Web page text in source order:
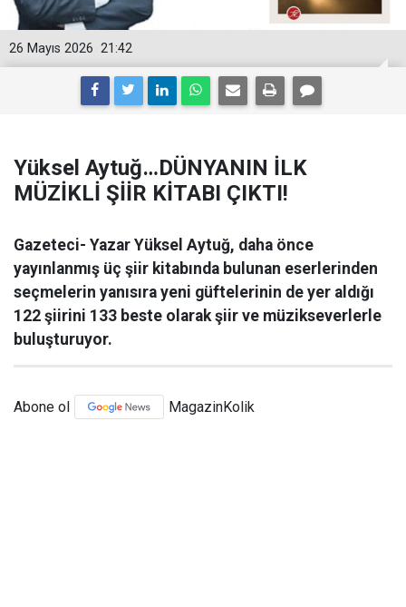
21:42
26 Mayıs 2026
Yüksel Aytuğ…DÜNYANIN İLK
MÜZİKLİ ŞİİR KİTABI ÇIKTI!
Gazeteci- Yazar Yüksel Aytuğ, daha önce
yayınlanmış üç şiir kitabında bulunan eserlerinden
seçmelerin yanısıra yeni güftelerinin de yer aldığı
122 şiirini 133 beste olarak şiir ve müzikseverlerle
buluşturuyor.
Abone ol MagazinKolik